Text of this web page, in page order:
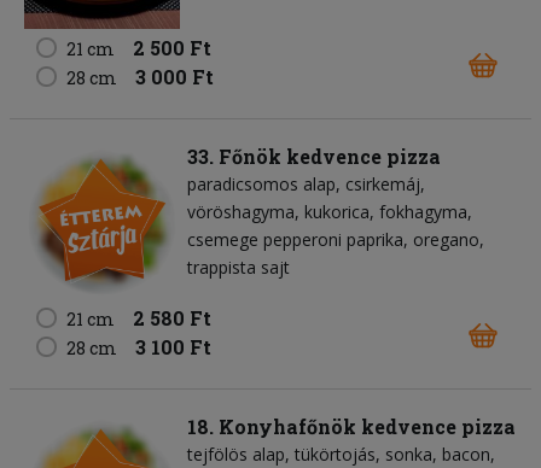
21 cm 2 500 Ft
28 cm 3 000 Ft
33. Főnök kedvence pizza
paradicsomos alap csirkemáj
vöröshagyma kukorica fokhagyma
csemege pepperoni paprika oregano
trappista sajt
21 cm 2 580 Ft
28 cm 3 100 Ft
18. Konyhafőnök kedvence pizza
tejfölös alap tükörtojás sonka bacon